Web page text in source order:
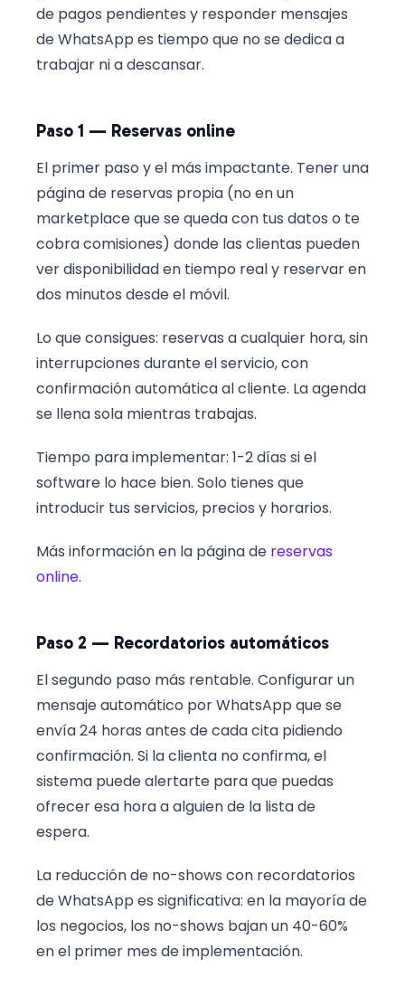
de pagos pendientes y responder mensajes
de WhatsApp es tiempo que no se dedica a
trabajar ni a descansar.
Paso 1 — Reservas online
El primer paso y el más impactante. Tener una
página de reservas propia (no en un
marketplace que se queda con tus datos o te
cobra comisiones) donde las clientas pueden
ver disponibilidad en tiempo real y reservar en
dos minutos desde el móvil.
Lo que consigues: reservas a cualquier hora, sin
interrupciones durante el servicio, con
confirmación automática al cliente. La agenda
se llena sola mientras trabajas.
Tiempo para implementar: 1-2 días si el
software lo hace bien. Solo tienes que
introducir tus servicios, precios y horarios.
Más información en la página de reservas
online.
Paso 2 — Recordatorios automáticos
El segundo paso más rentable. Configurar un
mensaje automático por WhatsApp que se
envía 24 horas antes de cada cita pidiendo
confirmación. Si la clienta no confirma, el
sistema puede alertarte para que puedas
ofrecer esa hora a alguien de la lista de
espera.
La reducción de no-shows con recordatorios
de WhatsApp es significativa: en la mayoría de
los negocios, los no-shows bajan un 40-60%
en el primer mes de implementación.